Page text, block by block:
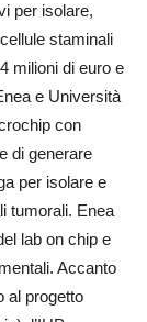
per isolare,
staminali
milioni di euro e
e Università
con
di generare
per isolare e
tumorali. Enea
lab on chip e
Accanto
al progetto